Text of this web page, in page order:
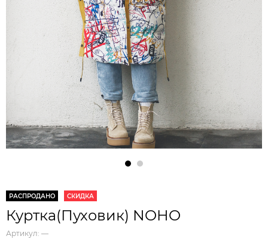
РАСПРОДАНО СКИДКА
Куртка(Пуховик) NOHO
Артикул: —